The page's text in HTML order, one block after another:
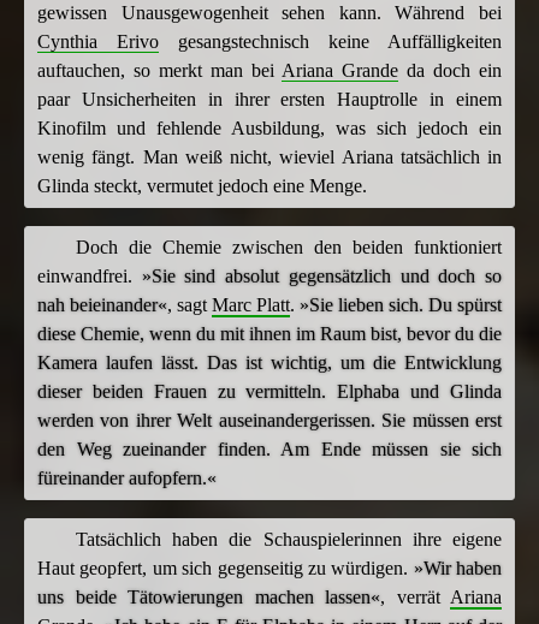
gewissen Unausgewogenheit sehen kann. Während bei
Cynthia Erivo gesangstechnisch keine Auffälligkeiten
auftauchen, so merkt man bei Ariana Grande da doch ein
paar Unsicherheiten in ihrer ersten Hauptrolle in einem
Kinofilm und fehlende Ausbildung, was sich jedoch ein
wenig fängt. Man weiß nicht, wieviel Ariana tatsächlich in
Glinda steckt, vermutet jedoch eine Menge.
Doch die Chemie zwischen den beiden funktioniert
einwandfrei. »Sie sind absolut gegensätzlich und doch so
nah beieinander«, sagt Marc Platt. »Sie lieben sich. Du spürst
diese Chemie, wenn du mit ihnen im Raum bist, bevor du die
Kamera laufen lässt. Das ist wichtig, um die Entwicklung
dieser beiden Frauen zu vermitteln. Elphaba und Glinda
werden von ihrer Welt auseinandergerissen. Sie müssen erst
den Weg zueinander finden. Am Ende müssen sie sich
füreinander aufopfern.«
Tatsächlich haben die Schauspielerinnen ihre eigene
Haut geopfert, um sich gegenseitig zu würdigen. »Wir haben
uns beide Tätowierungen machen lassen«, verrät Ariana